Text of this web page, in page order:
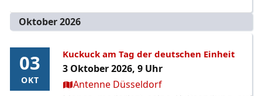
Oktober 2026
03
OKT
03
OKT
Kuckuck am Tag der deutschen Einheit
3 Oktober 2026, 9 Uhr
Ort:Antenne Düsseldorf